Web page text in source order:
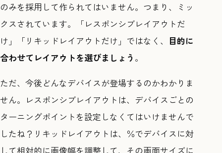
のみを採用して作られてはいません。つまり、ミッ
クスされています。「レスポンシブレイアウトだ
け」「リキッドレイアウトだけ」ではなく、
目的に
合わせてレイアウトを選びましょう 。
ただ、今後どんなデバイスが登場するのかわかりま
せん。レスポンシブレイアウトは、デバイスごとの
ターニングポイントを設定しなくてはいけませんで
したね？リキッドレイアウトは、％でデバイスに対
して相対的に画像幅を調整して、その画面サイズに